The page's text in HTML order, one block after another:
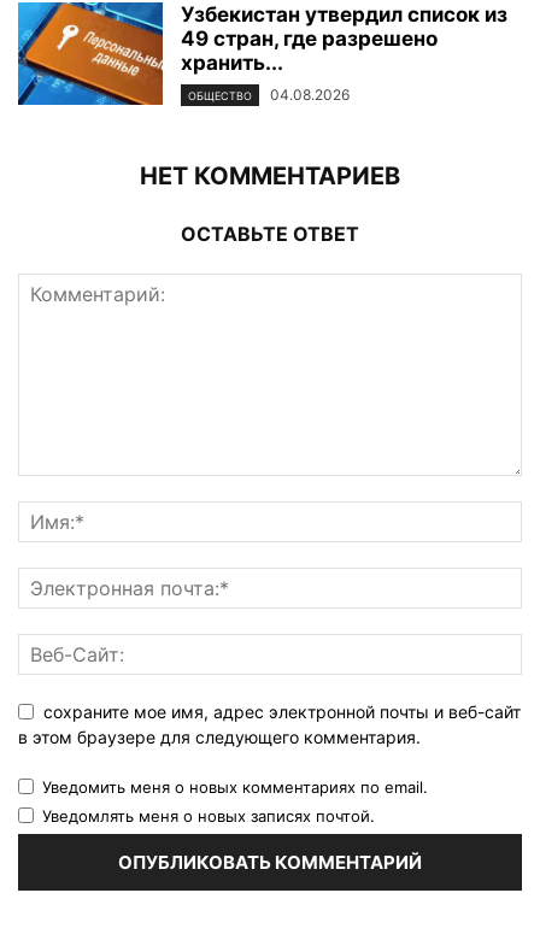
Узбекистан утвердил список из
49 стран, где разрешено
хранить...
ОБЩЕСТВО 04.08.2026
НЕТ КОММЕНТАРИЕВ
ОСТАВЬТЕ ОТВЕТ
сохраните мое имя, адрес электронной почты и веб-сайт
в этом браузере для следующего комментария.
Уведомить меня о новых комментариях по email.
Уведомлять меня о новых записях почтой.